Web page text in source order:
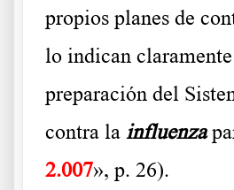
propios planes de
lo indican
preparación del
contra la influenza
2.007», p. 26).